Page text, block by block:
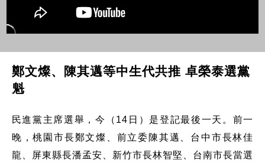
鄭文燦、陳其邁等中生代共推 卓榮泰選黨
魁
民進黨主席選舉，今（14日）是登記最後一天。前一
晚，桃園市長鄭文燦、前立委陳其邁、台中市長林佳
龍、屏東縣長潘孟安、新竹市長林智堅、台南市長當選